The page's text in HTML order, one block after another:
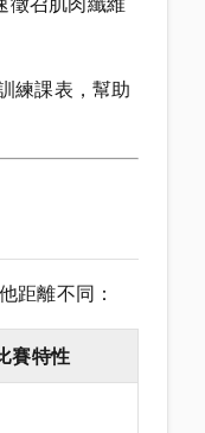
練課表，幫助
距離不同：
賽特性